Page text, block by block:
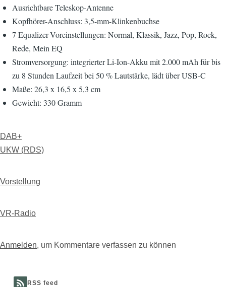
Ausrichtbare Teleskop-Antenne
Kopfhörer-Anschluss: 3,5-mm-Klinkenbuchse
7 Equalizer-Voreinstellungen: Normal, Klassik, Jazz, Pop, Rock,
Rede, Mein EQ
Stromversorgung: integrierter Li-Ion-Akku mit 2.000 mAh für bis
zu 8 Stunden Laufzeit bei 50 % Lautstärke, lädt über USB-C
Maße: 26,3 x 16,5 x 5,3 cm
Gewicht: 330 Gramm
DAB+
UKW (RDS)
Vorstellung
VR-Radio
Anmelden, um Kommentare verfassen zu können
RSS feed